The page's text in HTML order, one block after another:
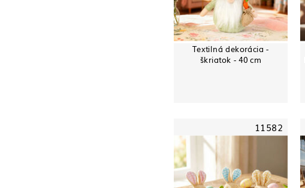
Textilná dekorácia -
škriatok - 40 cm
11582